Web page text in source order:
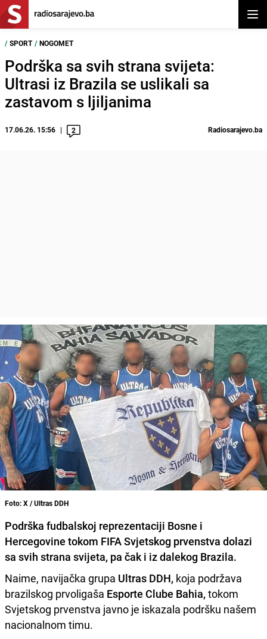
/ SPORT / NOGOMET
Podrška sa svih strana svijeta:
Ultrasi iz Brazila se uslikali sa
zastavom s ljiljanima
17.06.26. 15:56 2 Radiosarajevo.ba
Foto: X / Ultras DDH
Podrška fudbalskoj reprezentaciji Bosne i
Hercegovine tokom FIFA Svjetskog prvenstva dolazi
sa svih strana svijeta, pa čak i iz dalekog Brazila.
Naime, navijačka grupa Ultras DDH, koja podržava
brazilskog prvoligaša Esporte Clube Bahia, tokom
Svjetskog prvenstva javno je iskazala podršku našem
nacionalnom timu.